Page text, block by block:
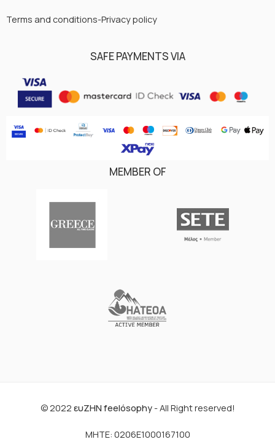
Terms and conditions-Privacy policy
SAFE PAYMENTS VIA
MEMBER OF
© 2022 ευΖΗΝ feelόsophy- All Right reserved!
ΜΗΤΕ: 0206E1000167100